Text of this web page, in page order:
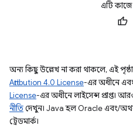
এটি
অন্য কিছু উল্লেখ না করা থাকলে, এই
Attribution 4.0 License-এর অধীনে
License-এর অধীনে লাইসেন্স প্রাপ্ত।
নীতিদেখুন। Java হল Oracle এবং/অথবা
ট্রেডমার্ক।